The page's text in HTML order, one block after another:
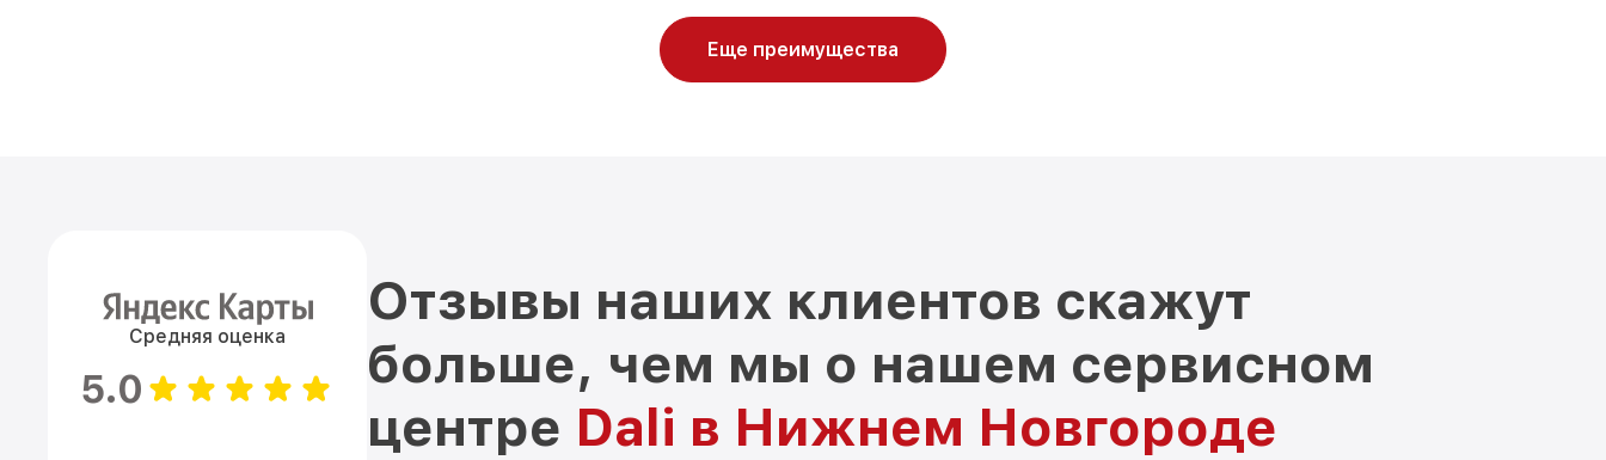
Еще преимущества
Средняя оценка
5.0
Отзывы наших клиентов скажут
больше, чем мы о нашем сервисном
центре Dali в Нижнем Новгороде